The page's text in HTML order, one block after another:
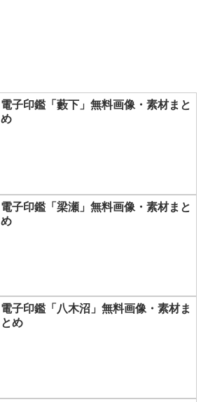
電子印鑑「藪下」無料画像・素材まと
め
電子印鑑「梁瀬」無料画像・素材まと
め
電子印鑑「八木沼」無料画像・素材ま
とめ